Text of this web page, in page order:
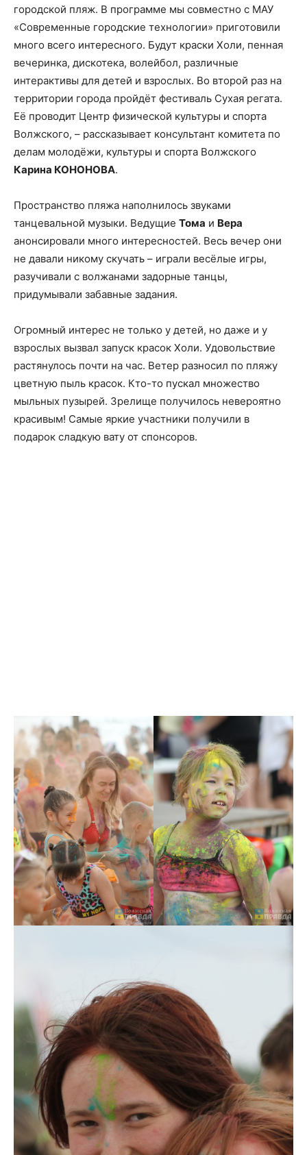
городской пляж. В программе мы совместно с МАУ
«Современные городские технологии» приготовили
много всего интересного. Будут краски Холи, пенная
вечеринка, дискотека, волейбол, различные
интерактивы для детей и взрослых. Во второй раз на
территории города пройдёт фестиваль Сухая регата.
Её проводит Центр физической культуры и спорта
Волжского, – рассказывает консультант комитета по
делам молодёжи, культуры и спорта Волжского
Карина КОНОНОВА.
Пространство пляжа наполнилось звуками
танцевальной музыки. Ведущие Тома и Вера
анонсировали много интересностей. Весь вечер они
не давали никому скучать – играли весёлые игры,
разучивали с волжанами задорные танцы,
придумывали забавные задания.
Огромный интерес не только у детей, но даже и у
взрослых вызвал запуск красок Холи. Удовольствие
растянулось почти на час. Ветер разносил по пляжу
цветную пыль красок. Кто-то пускал множество
мыльных пузырей. Зрелище получилось невероятно
красивым! Самые яркие участники получили в
подарок сладкую вату от спонсоров.